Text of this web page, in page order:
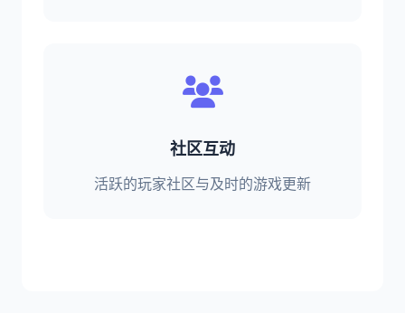
社区互动
活跃的玩家社区与及时的游戏更新